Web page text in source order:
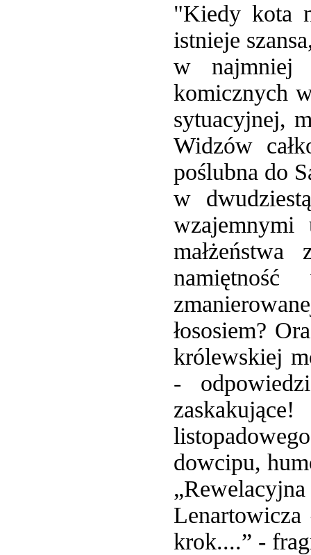
"Kiedy kota
istnieje
w najmniej
komicznych
sytuacyjnej,
Widzów
poślubna do
w
wzajemnymi
łososiem?
królewskiej
-
dowcipu,
krok....” -